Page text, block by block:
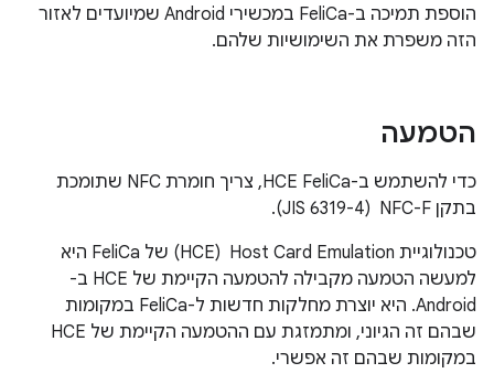
הוספת תמיכה ב-FeliCa במכשירי Android שמיועדים לאזור
הזה משפרת את השימושיות שלהם.
הטמעה
כדי להשתמש ב-HCE FeliCa, צריך חומרת NFC שתומכת
בתקן NFC-F ‏ (JIS 6319-4).
טכנולוגיית Host Card Emulation ‏ (HCE) של FeliCa היא
למעשה הטמעה מקבילה להטמעה הקיימת של HCE ב-
Android. היא יוצרת מחלקות חדשות ל-FeliCa במקומות
שבהם זה הגיוני, ומתמזגת עם ההטמעה הקיימת של HCE
במקומות שבהם זה אפשרי.